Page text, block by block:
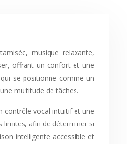
offrant un confort et une
se positionne comme un
multitude de tâches.
contrôle vocal intuitif et une
limites, afin de déterminer si
intelligente accessible et